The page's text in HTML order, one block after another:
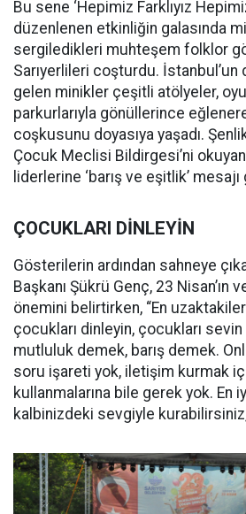
Bu sene ‘Hepimiz Farklıyız
düzenlenen etkinliğin galasında
sergiledikleri muhteşem folklor
Sarıyerlileri coşturdu. İstanbul’un
gelen minikler çeşitli atölyeler,
parkurlarıyla gönüllerince
coşkusunu doyasıya yaşadı.
Çocuk Meclisi Bildirgesi’ni
liderlerine ‘barış ve eşitlik’
ÇOCUKLARI DİNLEYİN
Gösterilerin ardından sahneye
Başkanı Şükrü Genç, 23 Nisan’ın
önemini belirtirken, “En
çocukları dinleyin, çocukları
mutluluk demek, barış demek.
soru işareti yok, iletişim kurmak
kullanmalarına bile gerek yok. En
kalbinizdeki sevgiyle